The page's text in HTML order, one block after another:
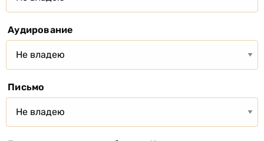
Аудирование
Письмо